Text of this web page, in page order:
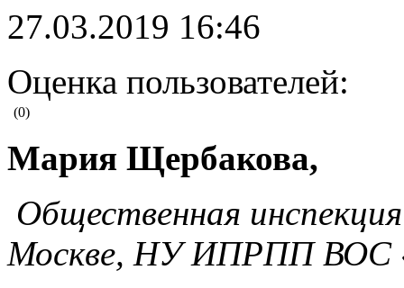
27.03.2019 16:46
Оценка пользователей:
(0)
Мария Щербакова,
Общественная
Москве, НУ ИПРПП ВОС